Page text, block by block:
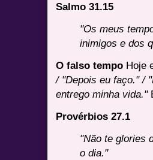
Salmo 31.15
"Os meus
inimigos e dos
O falso tempo Hoje
/ "Depois eu faço." /
entrego minha vida."
Provérbios 27.1
"Não te glories
o dia."